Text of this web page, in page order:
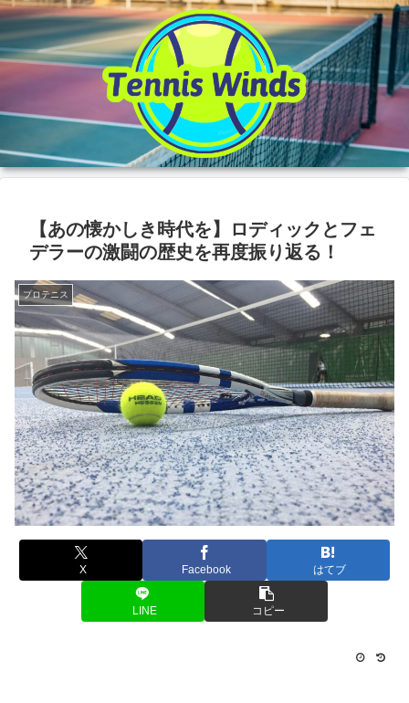
【あの懐かしき時代を】ロディックとフェ
デラーの激闘の歴史を再度振り返る！
プロテニス
X Facebook はてブ
LINE コピー